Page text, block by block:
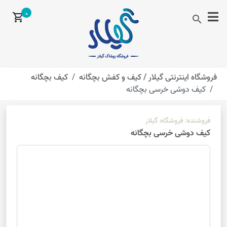
search
shopping_cart0
فروشگاه اینترنتی گیلار /کیف و کفش بچگانه
کیف بچگانه
کیف دوشی خرسی بچگانه
فروشنده: فروشگاه گیلار
کیف دوشی خرسی بچگانه